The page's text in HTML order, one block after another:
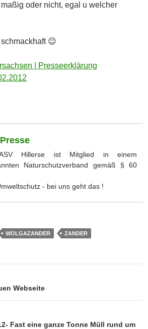
oder nicht, egal u welcher
😉
| Presseerklärung
Hillerse ist Mitglied in einem
Naturschutzverband gemäß § 60
- bei uns geht das !
WOLGAZANDER ZANDER
Webseite
Fast eine ganze Tonne Müll rund um